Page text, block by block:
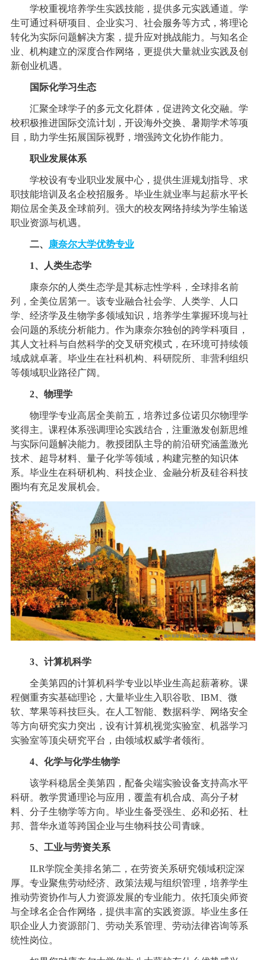
学校重视培养学生实践技能，提供多元实践通道。学
生可通过科研项目、企业实习、社会服务等方式，将理论
转化为实际问题解决方案，提升应对挑战能力。与知名企
业、机构建立的深度合作网络，更提供大量就业实践及创
新创业机遇。
国际化学习生态
汇聚全球学子的多元文化群体，促进跨文化交融。学
校积极推进国际交流计划，开设海外交换、暑期学术等项
目，助力学生拓展国际视野，增强跨文化协作能力。
职业发展体系
学校设有专业职业发展中心，提供生涯规划指导、求
职技能培训及名企校招服务。毕业生就业率与起薪水平长
期位居全美及全球前列。强大的校友网络持续为学生输送
职业资源与机遇。
二、 康奈尔大学优势专业
1、人类生态学
康奈尔的人类生态学是其标志性学科，全球排名前
列，全美位居第一。该专业融合社会学、人类学、人口
学、经济学及生物学多领域知识，培养学生掌握环境与社
会问题的系统分析能力。作为康奈尔独创的跨学科项目，
其人文社科与自然科学的交叉研究模式，在环境可持续领
域成就卓著。毕业生在社科机构、科研院所、非营利组织
等领域职业路径广阔。
2、物理学
物理学专业高居全美前五，培养过多位诺贝尔物理学
奖得主。课程体系强调理论实践结合，注重激发创新思维
与实际问题解决能力。教授团队主导的前沿研究涵盖激光
技术、超导材料、量子化学等领域，构建完整的知识体
系。毕业生在科研机构、科技企业、金融分析及硅谷科技
圈均有充足发展机会。
3、计算机科学
全美第四的计算机科学专业以毕业生高起薪著称。课
程侧重夯实基础理论，大量毕业生入职谷歌、IBM、微
软、苹果等科技巨头。在人工智能、数据科学、网络安全
等方向研究实力突出，设有计算机视觉实验室、机器学习
实验室等顶尖研究平台，由领域权威学者领衔。
4、化学与化学生物学
该学科稳居全美第四，配备尖端实验设备支持高水平
科研。教学贯通理论与应用，覆盖有机合成、高分子材
料、分子生物学等方向。毕业生备受强生、必和必拓、杜
邦、普华永道等跨国企业与生物科技公司青睐。
5、工业与劳资关系
ILR学院全美排名第二，在劳资关系研究领域积淀深
厚。专业聚焦劳动经济、政策法规与组织管理，培养学生
推动劳资协作与人力资源发展的专业能力。依托顶尖师资
与全球名企合作网络，提供丰富的实践资源。毕业生多任
职企业人力资源部门、劳动关系管理、劳动法律咨询等系
统性岗位。